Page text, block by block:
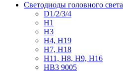
Светодиоды головного света
D1/2/3/4
H1
H3
H4, H19
H7, H18
H11, H8, H9, H16
HB3 9005